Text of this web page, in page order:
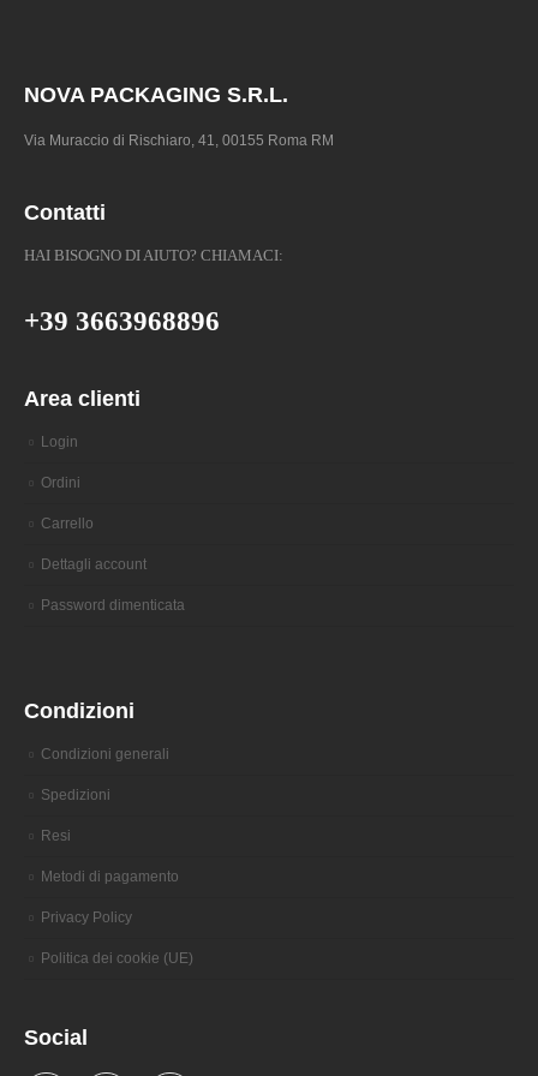
NOVA PACKAGING S.R.L.
Via Muraccio di Rischiaro, 41, 00155 Roma RM
Contatti
HAI BISOGNO DI AIUTO? CHIAMACI:
+39 3663968896
Area clienti
Login
Ordini
Carrello
Dettagli account
Password dimenticata
Condizioni
Condizioni generali
Spedizioni
Resi
Metodi di pagamento
Privacy Policy
Politica dei cookie (UE)
Social